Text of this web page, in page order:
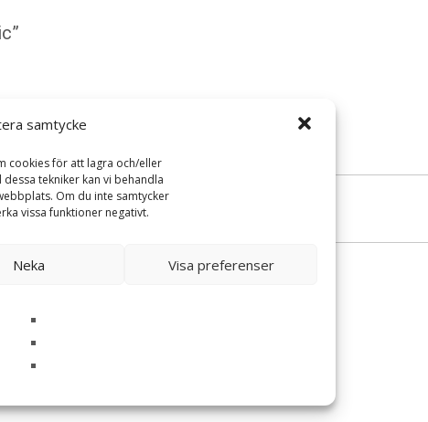
samtycke
cookies för att lagra och/eller
tekniker kan vi behandla
Om du inte samtycker
vissa funktioner negativt.
Neka Visa preferenser
jag skriver en kommentar.